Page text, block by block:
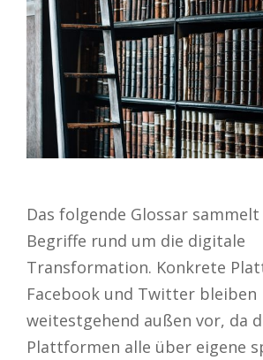
Das folgende Glossar
Begriffe rund um die digitale
Transformation. Konkrete
Facebook und Twitter bleiben
weitestgehend außen vor, da
Plattformen alle über eigene